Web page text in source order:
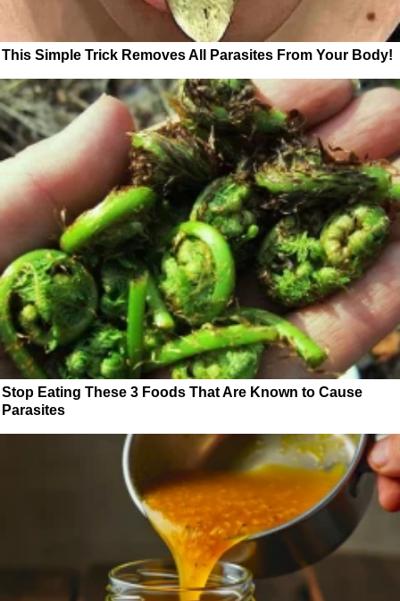
This Simple Trick Removes All Parasites From Your Body!
Stop Eating These 3 Foods That Are Known to Cause
Parasites